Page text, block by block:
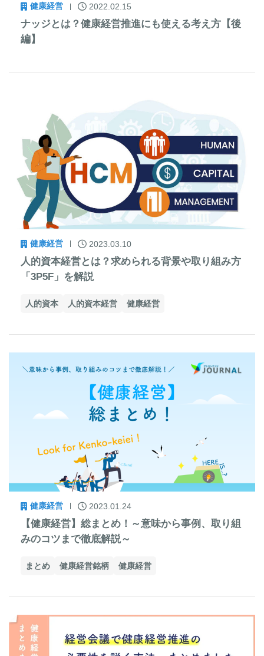
健康経営 2022.02.15
ナッジとは？健康経営推進にも使える考え方【後
編】
健康経営 2023.03.10
人的資本経営とは？求められる背景や取り組み方
「3P5F」を解説
人的資本 人的資本経営 健康経営
健康経営 2023.01.24
【健康経営】総まとめ！～意味から事例、取り組
みのコツまで徹底解説～
まとめ 健康経営銘柄 健康経営